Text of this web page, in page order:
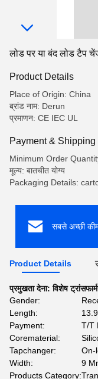
लोड पर या बंद लोड टैप
Product Details
Place of Origin: China
ब्रांड नाम: Derun
प्रमाणन: CE IEC UL
Payment & Shipping
Minimum Order
मूल्य: बातचीत योग्य
Packaging Details:
सबसे अच्छी
Product Details
प्रमुखता देना:विशेष
Gender:
Length:
Payment:
T/T
Corematerial:
Tapchanger:
On-
Width:
9
Products Category: